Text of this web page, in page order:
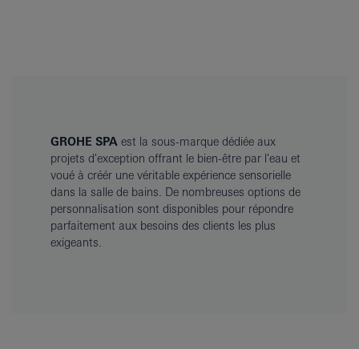
GROHE SPA est la sous-marque dédiée aux
projets d'exception offrant le bien-être par l'eau et
voué à créér une véritable expérience sensorielle
dans la salle de bains. De nombreuses options de
personnalisation sont disponibles pour répondre
parfaitement aux besoins des clients les plus
exigeants.